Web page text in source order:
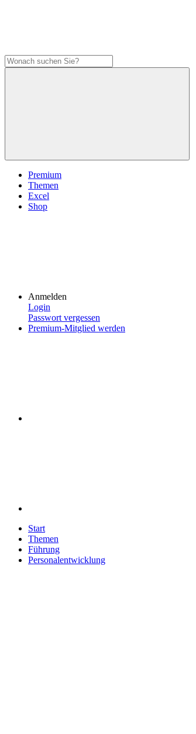
Premium
Themen
Excel
Shop
Anmelden
Login
Passwort vergessen
Premium-Mitglied werden
Start
Themen
Führung
Personalentwicklung